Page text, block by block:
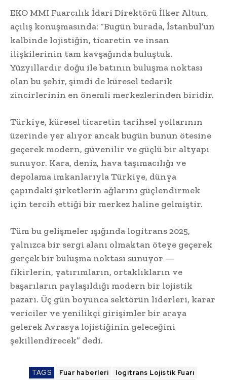
EKO MMI Fuarcılık İdari Direktörü İlker Altun,
açılış konuşmasında: “Bugün burada, İstanbul’un
kalbinde lojistiğin, ticaretin ve insan
ilişkilerinin tam kavşağında buluştuk.
Yüzyıllardır doğu ile batının buluşma noktası
olan bu şehir, şimdi de küresel tedarik
zincirlerinin en önemli merkezlerinden biridir.
Türkiye, küresel ticaretin tarihsel yollarının
üzerinde yer alıyor ancak bugün bunun ötesine
geçerek modern, güvenilir ve güçlü bir altyapı
sunuyor. Kara, deniz, hava taşımacılığı ve
depolama imkanlarıyla Türkiye, dünya
çapındaki şirketlerin ağlarını güçlendirmek
için tercih ettiği bir merkez haline gelmiştir.
Tüm bu gelişmeler ışığında logitrans 2025,
yalnızca bir sergi alanı olmaktan öteye geçerek
gerçek bir buluşma noktası sunuyor —
fikirlerin, yatırımların, ortaklıkların ve
başarıların paylaşıldığı modern bir lojistik
pazarı. Üç gün boyunca sektörün liderleri, karar
vericiler ve yenilikçi girişimler bir araya
gelerek Avrasya lojistiğinin geleceğini
şekillendirecek” dedi.
TAGS Fuar haberleri
logitrans Lojistik Fuarı